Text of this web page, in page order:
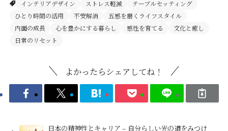
インテリアデザイン ストレス軽減
テーブルセッティング
ひとり時間の活用
不安解消
五感を磨くライフスタイル
内面の成長
心を豊かにする暮らし 感性を育てる
文化と癒し
日常のリセット
よかったらシェアしてね！
日本の精神性とキャリア – 自分らしい光の道をみつけ